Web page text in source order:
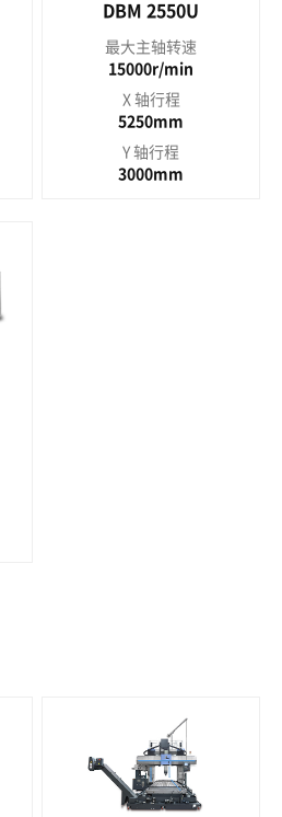
DBM 2550U
最大主轴转速
15000r/min
X 轴行程
5250mm
Y 轴行程
3000mm